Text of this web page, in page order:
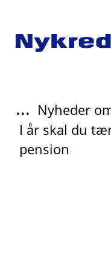
... Nyheder
I år skal du
pension